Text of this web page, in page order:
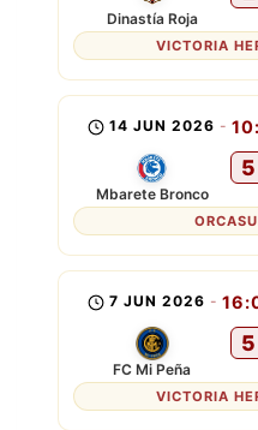
Dinastía Roja
VICTORIA
14 JUN 2026 -
Mbarete Bronco
5
7 JUN 2026 -
FC Mi Peña
5
VICTORIA